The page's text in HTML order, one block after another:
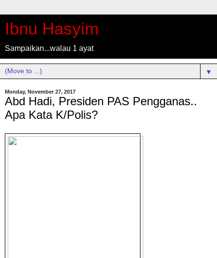
Ibnu Hasyim
Sampaikan...walau 1 ayat
▼
Monday, November 27, 2017
Abd Hadi, Presiden PAS Pengganas..
Apa Kata K/Polis?